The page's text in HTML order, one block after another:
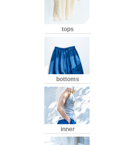
tops
bottoms
inner